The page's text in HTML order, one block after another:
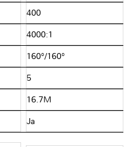
400
4000:1
160°/160°
5
16.7M
Ja